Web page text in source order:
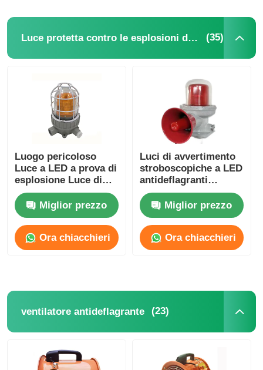
Luce protetta contro le esplosioni dell'allarme (35)
Luogo pericoloso
Luce a LED a prova di
esplosione Luce di
strofina allarme di
emergenzaMiglior prezzo
Ora chiacchieri
Luci di avvertimento
stroboscopiche a LED
antideflagranti
Illuminazione di
allarmeMiglior prezzo
Ora chiacchieri
ventilatore antideflagrante (23)